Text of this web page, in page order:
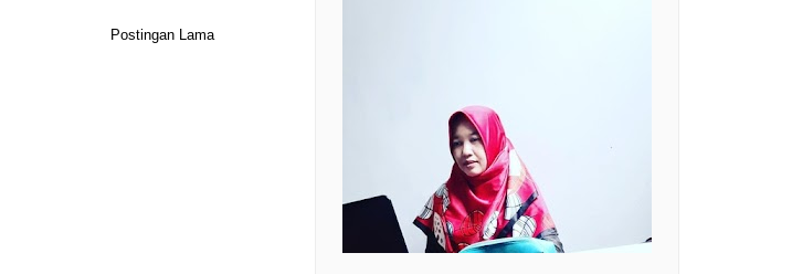
Postingan Lama